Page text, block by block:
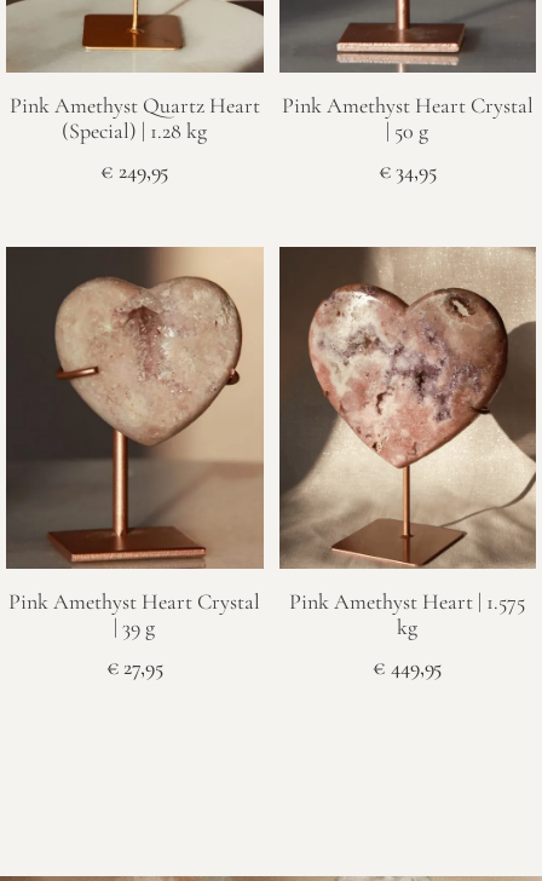
Pink Amethyst Quartz Heart
(Special) | 1.28 kg
€ 249,95
Pink Amethyst Heart Crystal
| 50 g
€34,95
Pink Amethyst Heart Crystal
| 39 g
€27,95
Pink Amethyst Heart | 1.575
kg
€ 449,95